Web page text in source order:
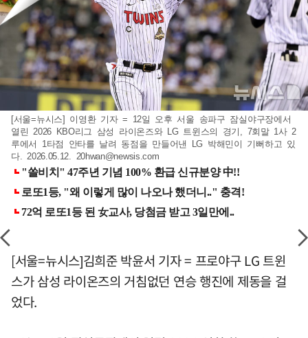
[서울=뉴시스] 이영환 기자 = 12일 오후 서울 송파구 잠실야구장에서
열린 2026 KBO리그 삼성 라이온즈와 LG 트윈스의 경기, 7회말 1사 2
루에서 1타점 안타를 날려 동점을 만들어낸 LG 박해민이 기뻐하고 있
다. 2026.05.12. 20hwan@newsis.com
[서울=뉴시스]김희준 박윤서 기자 = 프로야구 LG 트윈
스가 삼성 라이온즈의 거침없던 연승 행진에 제동을 걸
었다.